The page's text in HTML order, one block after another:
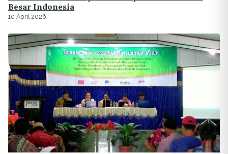
Besar Indonesia
10 April 2026